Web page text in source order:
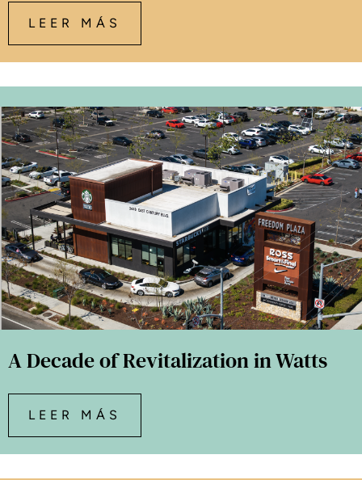
LEER MÁS
A Decade of Revitalization in Watts
LEER MÁS